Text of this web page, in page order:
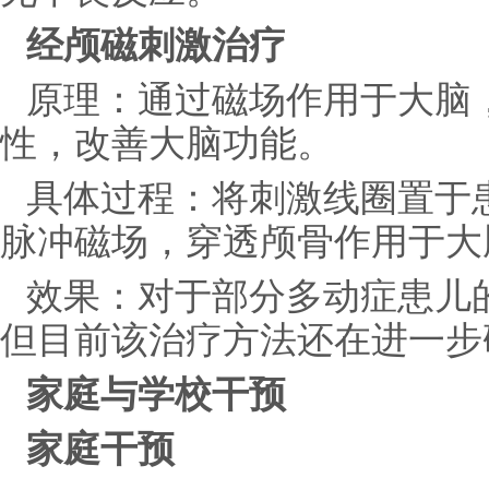
经颅磁刺激治疗
原理：通过磁场作用于大
性，改善大脑功能。
具体过程：将刺激线圈置
脉冲磁场，穿透颅骨作用于
效果：对于部分多动症患
但目前该治疗方法还在进一
家庭与学校干预
家庭干预